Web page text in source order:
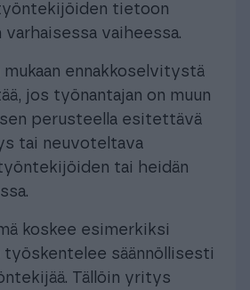
tietoon
varhaisessa vaiheessa.
mukaan ennakkoselvitystä
jos työnantajan on muun
perusteella esitettävä
tai neuvoteltava
tai heidän
koskee esimerkiksi
säännöllisesti
Tällöin yritys